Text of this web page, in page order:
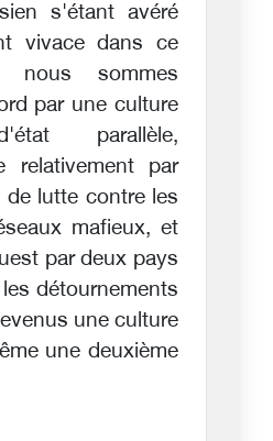
s'étant avéré
vivace dans ce
nous sommes
par une culture
parallèle,
relativement par
de lutte contre les
mafieux, et
par deux pays
détournements
une culture
une deuxième